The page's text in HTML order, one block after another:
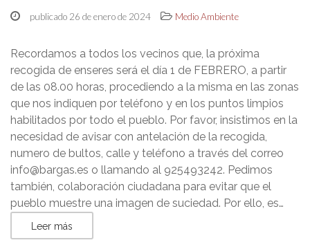
publicado 26 de enero de 2024 Medio Ambiente
Recordamos a todos los vecinos que, la próxima
recogida de enseres será el día 1 de FEBRERO, a partir
de las 08.00 horas, procediendo a la misma en las zonas
que nos indiquen por teléfono y en los puntos limpios
habilitados por todo el pueblo. Por favor, insistimos en la
necesidad de avisar con antelación de la recogida,
numero de bultos, calle y teléfono a través del correo
info@bargas.es o llamando al 925493242. Pedimos
también, colaboración ciudadana para evitar que el
pueblo muestre una imagen de suciedad. Por ello, es…
Leer más